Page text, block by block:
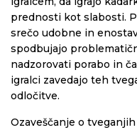
prednosti kot slabosti.
srečo udobne in
spodbujajo
nadzorovati porabo in
igralci zavedajo teh
odločitve.
Ozaveščanje o